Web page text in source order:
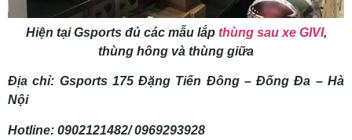
Hiện tại Gsports đủ các mẫu lắp thùng sau xe GIVI,
thùng hông và thùng giữa
Địa chỉ: Gsports 175 Đặng Tiến Đông – Đống Đa – Hà
Nội
Hotline: 0902121482/ 0969293928